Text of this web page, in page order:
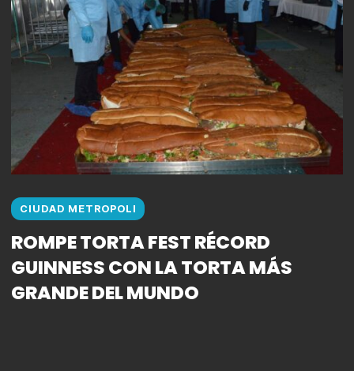
CIUDAD METROPOLI
ROMPE TORTA FEST RÉCORD
GUINNESS CON LA TORTA MÁS
GRANDE DEL MUNDO